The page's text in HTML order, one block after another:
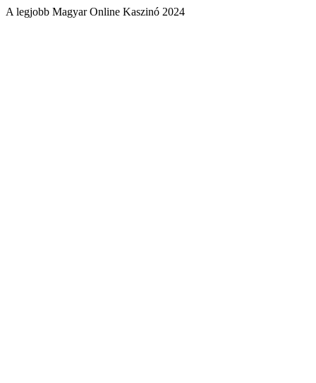
A legjobb Magyar Online Kaszinó 2024